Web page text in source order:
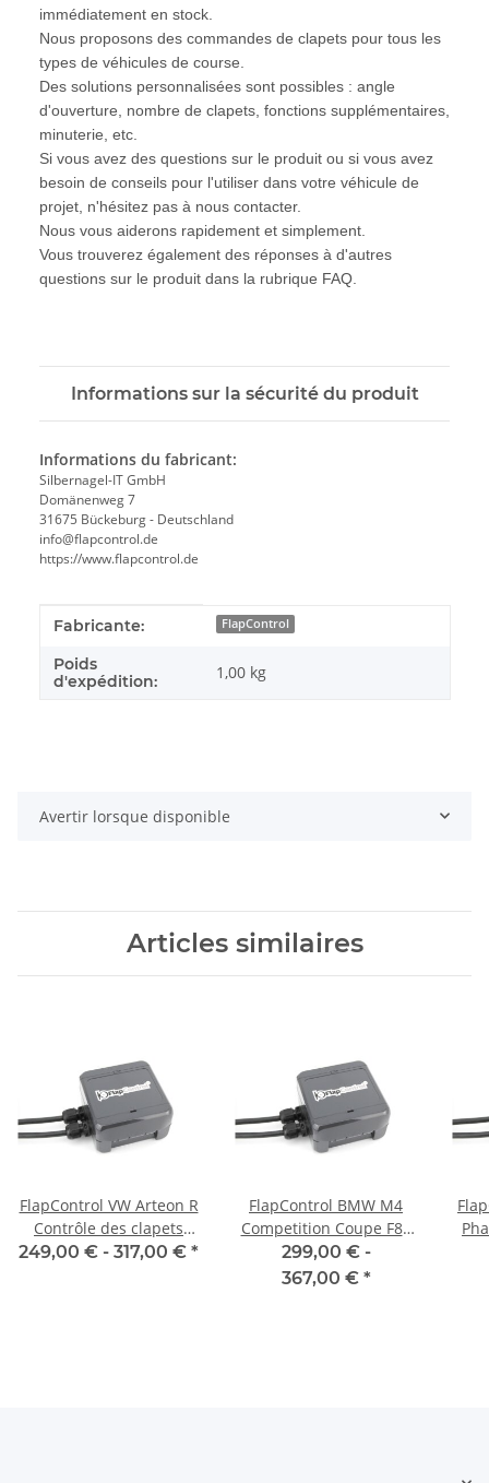
immédiatement en stock.
Nous proposons des commandes de clapets pour tous les
types de véhicules de course.
Des solutions personnalisées sont possibles : angle
d'ouverture, nombre de clapets, fonctions supplémentaires,
minuterie, etc.
Si vous avez des questions sur le produit ou si vous avez
besoin de conseils pour l'utiliser dans votre véhicule de
projet, n'hésitez pas à nous contacter.
Nous vous aiderons rapidement et simplement.
Vous trouverez également des réponses à d'autres
questions sur le produit dans la rubrique FAQ.
Informations sur la sécurité du produit
Informations du fabricant:
Silbernagel-IT GmbH
Domänenweg 7
31675 Bückeburg - Deutschland
info@flapcontrol.de
https://www.flapcontrol.de
#productDetails.itemInformation#
#productDetails.itemValue#
Fabricante: FlapControl
Poids
d'expédition:
1,00 kg
Avertir lorsque disponible
Articles similaires
FlapControl VW Arteon R
Contrôle des clapets
d'échappement
249,00 € - 317,00 € *
FlapControl BMW M4
Competition Coupe F82
Contrôle des clapets
d'échappement
299,00 € -
367,00 € *